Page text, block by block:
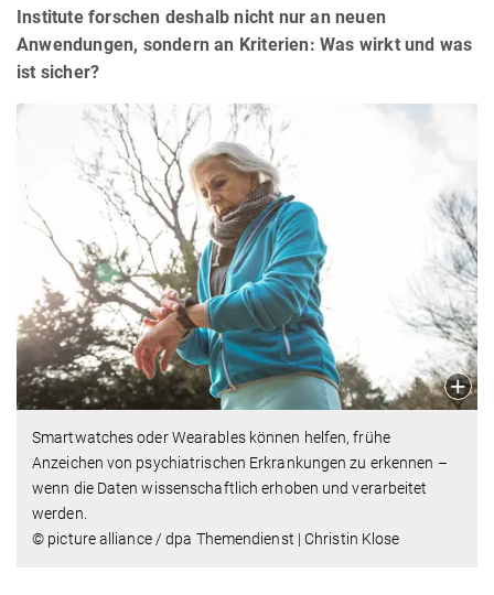
Institute forschen deshalb nicht nur an neuen
Anwendungen, sondern an Kriterien: Was wirkt und was
ist sicher?
Smartwatches oder Wearables können helfen, frühe
Anzeichen von psychiatrischen Erkrankungen zu erkennen –
wenn die Daten wissenschaftlich erhoben und verarbeitet
werden.
© picture alliance / dpa Themendienst | Christin Klose